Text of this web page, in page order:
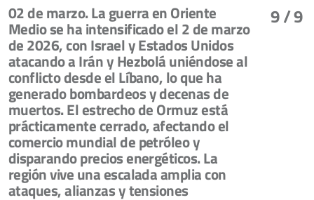
9/ 9
02 de marzo. La guerra en Oriente
Medio se ha intensificado el 2 de marzo
de 2026, con Israel y Estados Unidos
atacando a Irán y Hezbolá uniéndose al
conflicto desde el Líbano, lo que ha
generado bombardeos y decenas de
muertos. El estrecho de Ormuz está
prácticamente cerrado, afectando el
comercio mundial de petróleo y
disparando precios energéticos. La
región vive una escalada amplia con
ataques, alianzas y tensiones